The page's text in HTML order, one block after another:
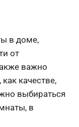
в доме,
от
важно
качестве,
выбираться
в